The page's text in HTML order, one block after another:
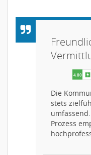
Die
stets
Prozess